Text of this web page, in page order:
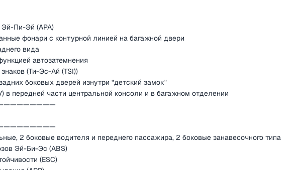
Эй-Пи-Эй (APA)
фонари с контурной линией на багажной двери
вида
автозатемнения
(Ти-Эс-Ай (TSI))
боковых дверей изнутри "детский замок"
в передней части центральной консоли и в багажном отделении
2 боковые водителя и переднего пассажира, 2 боковые занавесочного типа
Эй-Би-Эс (ABS)
(ESC)